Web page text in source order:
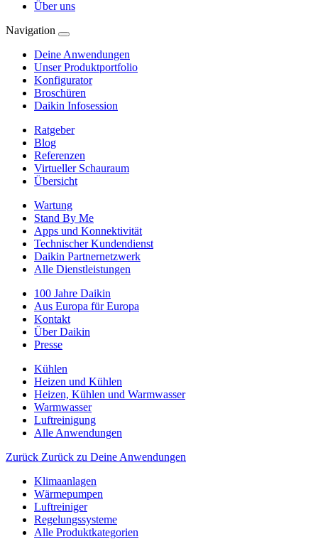
Über uns
Navigation
Deine Anwendungen
Unser Produktportfolio
Konfigurator
Broschüren
Daikin Infosession
Ratgeber
Blog
Referenzen
Virtueller Schauraum
Übersicht
Wartung
Stand By Me
Apps und Konnektivität
Technischer Kundendienst
Daikin Partnernetzwerk
Alle Dienstleistungen
100 Jahre Daikin
Aus Europa für Europa
Kontakt
Über Daikin
Presse
Kühlen
Heizen und Kühlen
Heizen, Kühlen und Warmwasser
Warmwasser
Luftreinigung
Alle Anwendungen
Zurück Zurück zu Deine Anwendungen
Klimaanlagen
Wärmepumpen
Luftreiniger
Regelungssysteme
Alle Produktkategorien